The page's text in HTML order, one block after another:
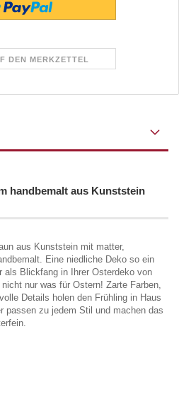
DEN MERKZETTEL
handbemalt aus Kunststein
aus Kunststein mit matter,
Eine niedliche Deko so ein
als Blickfang in Ihrer Osterdeko von
nur was für Ostern! Zarte Farben,
Details holen den Frühling in Haus
passen zu jedem Stil und machen das